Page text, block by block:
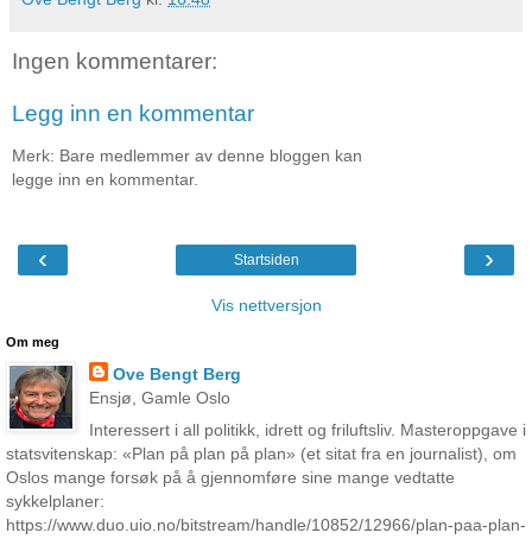
Ingen kommentarer:
Legg inn en kommentar
Merk: Bare medlemmer av denne bloggen kan
legge inn en kommentar.
‹ ›
Startsiden
Vis nettversjon
Om meg
Ove Bengt Berg
Ensjø, Gamle Oslo
Interessert i all politikk, idrett og friluftsliv. Masteroppgave i
statsvitenskap: «Plan på plan på plan» (et sitat fra en journalist), om
Oslos mange forsøk på å gjennomføre sine mange vedtatte
sykkelplaner:
https://www.duo.uio.no/bitstream/handle/10852/12966/plan-paa-plan-